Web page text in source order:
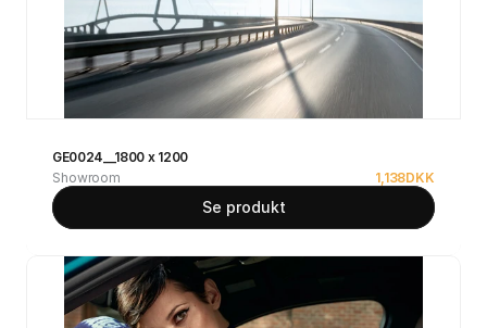
GE0024__1800 x 1200
Showroom
1,138DKK
Se produkt